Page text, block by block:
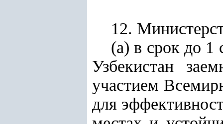
12.
(а) в срок до 1
Узбекистан
участием
для